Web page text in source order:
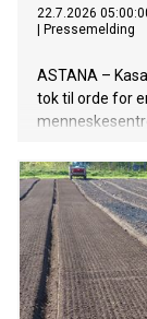
22.7.2026
Pressemelding
ASTANA –
tok til orde for
(WAIC) 2026 i
internasjonalt
fremme
samt styrke